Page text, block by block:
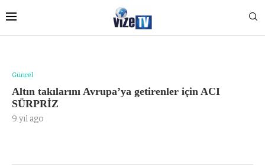
Güncel
Altın takılarını Avrupa’ya getirenler için ACI
SÜRPRİZ
9 yıl ago